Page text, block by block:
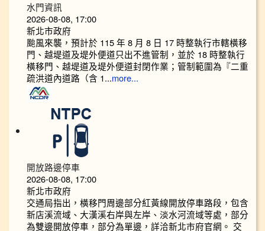
水門資訊
2026-08-08, 17:00
新北市政府
颱風來襲，預計於 115 年 8 月 8 日 17 時整執行市轄橫移
門、越堤道及堤外便道只出不進管制，並於 18 時整執行
橫移門、越堤道及堤外便道封閉作業；管制範圍為『二重
疏洪道內道路（含 1...more...
開放路邊停車
2026-08-08, 17:00
新北市政府
交通局指出，橫移門周邊部分紅黃線開放停車路段，包含
新店溪流域、大漢溪右岸與左岸、淡水河流域等處，部分
為雙邊開放停車，部分為單邊，詳洽新北市府官網。 交